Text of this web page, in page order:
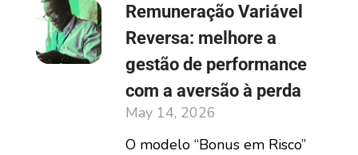
Remuneração Variável
Reversa: melhore a
gestão de performance
com a aversão à perda
May 14, 2026
O modelo “Bonus em Risco”